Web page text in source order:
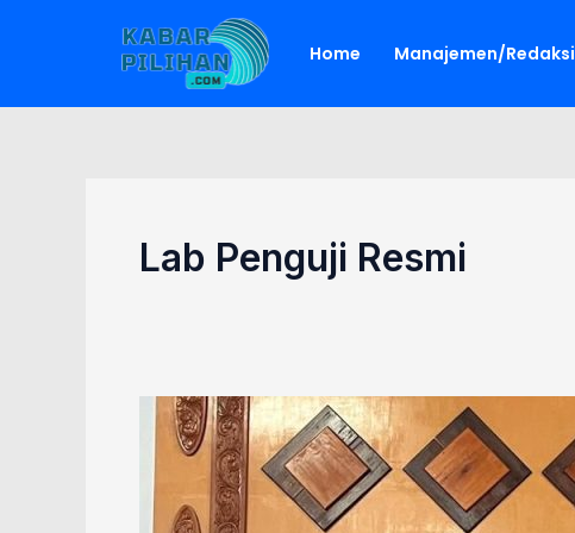
Home Manajemen/Redaksi
Lab Penguji Resmi
Lab
BPMHP
Kalsel
Ditetapkan
sebagai